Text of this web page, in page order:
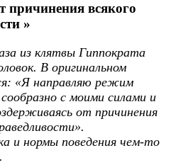
всякого
»
из клятвы Гиппократа
В оригинальном
«Я направляю режим
с моими силами и
от причинения
и нормы поведения чем-то